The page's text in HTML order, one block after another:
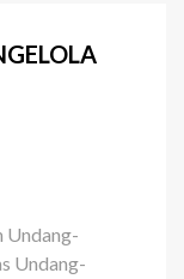
Undang-
Undang-